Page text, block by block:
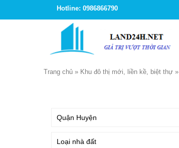
Hotline: 0986866790
Trang chủ » Khu đô thị mới, liền kề, biệt thự »